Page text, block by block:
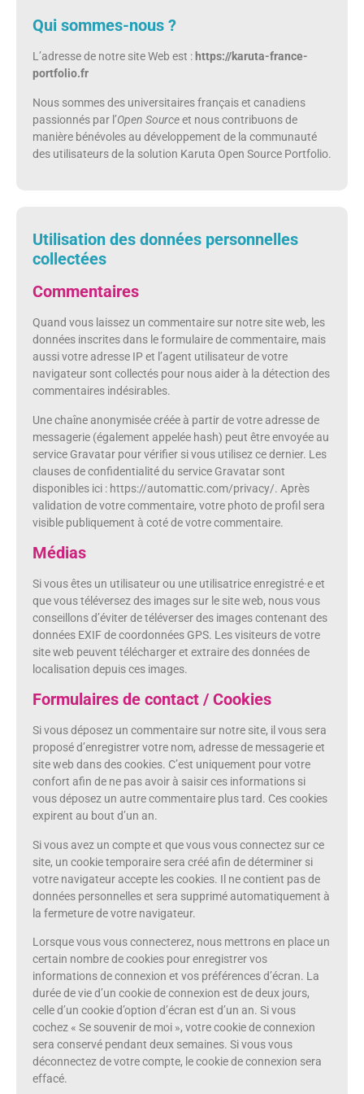
Qui sommes-nous ?
L’adresse de notre site Web est : https://karuta-france-
portfolio.fr
Nous sommes des universitaires français et canadiens
passionnés par l’Open Sourceet nous contribuons de
manière bénévoles au développement de la communauté
des utilisateurs de la solution Karuta Open Source Portfolio.
Utilisation des données personnelles
collectées
Commentaires
Quand vous laissez un commentaire sur notre site web, les
données inscrites dans le formulaire de commentaire, mais
aussi votre adresse IP et l’agent utilisateur de votre
navigateur sont collectés pour nous aider à la détection des
commentaires indésirables.
Une chaîne anonymisée créée à partir de votre adresse de
messagerie (également appelée hash) peut être envoyée au
service Gravatar pour vérifier si vous utilisez ce dernier. Les
clauses de confidentialité du service Gravatar sont
disponibles ici : https://automattic.com/privacy/. Après
validation de votre commentaire, votre photo de profil sera
visible publiquement à coté de votre commentaire.
Médias
Si vous êtes un utilisateur ou une utilisatrice enregistré·e et
que vous téléversez des images sur le site web, nous vous
conseillons d’éviter de téléverser des images contenant des
données EXIF de coordonnées GPS. Les visiteurs de votre
site web peuvent télécharger et extraire des données de
localisation depuis ces images.
Formulaires de contact / Cookies
Si vous déposez un commentaire sur notre site, il vous sera
proposé d’enregistrer votre nom, adresse de messagerie et
site web dans des cookies. C’est uniquement pour votre
confort afin de ne pas avoir à saisir ces informations si
vous déposez un autre commentaire plus tard. Ces cookies
expirent au bout d’un an.
Si vous avez un compte et que vous vous connectez sur ce
site, un cookie temporaire sera créé afin de déterminer si
votre navigateur accepte les cookies. Il ne contient pas de
données personnelles et sera supprimé automatiquement à
la fermeture de votre navigateur.
Lorsque vous vous connecterez, nous mettrons en place un
certain nombre de cookies pour enregistrer vos
informations de connexion et vos préférences d’écran. La
durée de vie d’un cookie de connexion est de deux jours,
celle d’un cookie d’option d’écran est d’un an. Si vous
cochez « Se souvenir de moi », votre cookie de connexion
sera conservé pendant deux semaines. Si vous vous
déconnectez de votre compte, le cookie de connexion sera
effacé.